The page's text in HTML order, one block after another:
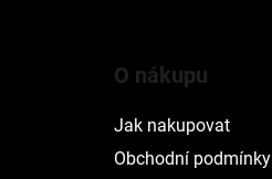
O nákupu
Jak nakupovat
Obchodní podmínky